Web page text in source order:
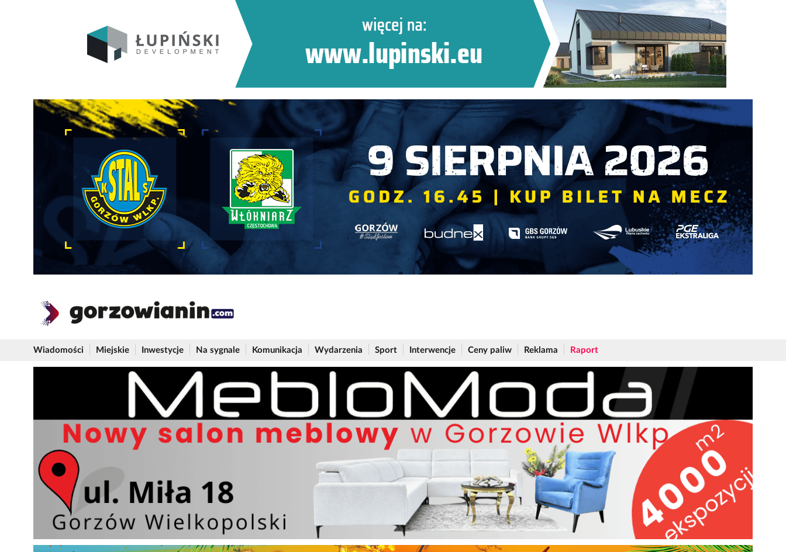
Wiadomości Miejskie Inwestycje Na sygnale Komunikacja Wydarzenia Sport Interwencje Ceny paliw Reklama Raport